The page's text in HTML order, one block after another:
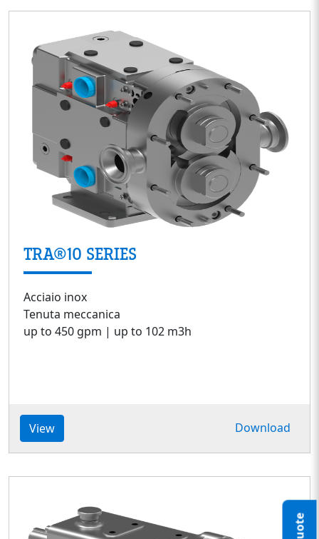
TRA®10 SERIES
Acciaio inox
Tenuta meccanica
up to 450 gpm | up to 102 m3h
View Download